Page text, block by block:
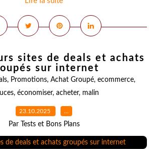
sites de deals et achats
sur internet
, Promotions, Achat Groupé, ecommerce,
, économiser, acheter, malin
23.10.2025 …
Par Tests et Bons Plans